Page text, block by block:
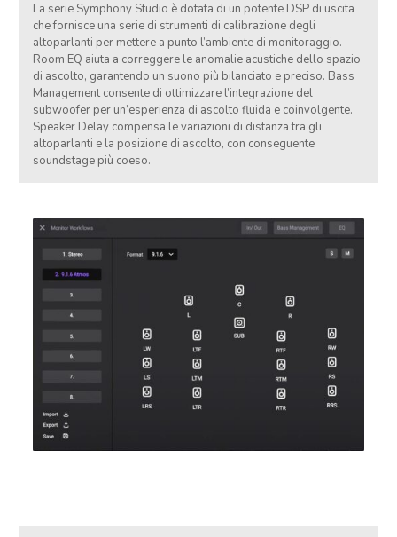
La serie Symphony Studio è dotata di un potente DSP di uscita
che fornisce una serie di strumenti di calibrazione degli
altoparlanti per mettere a punto l’ambiente di monitoraggio.
Room EQ aiuta a correggere le anomalie acustiche dello spazio
di ascolto, garantendo un suono più bilanciato e preciso. Bass
Management consente di ottimizzare l’integrazione del
subwoofer per un’esperienza di ascolto fluida e coinvolgente.
Speaker Delay compensa le variazioni di distanza tra gli
altoparlanti e la posizione di ascolto, con conseguente
soundstage più coeso.